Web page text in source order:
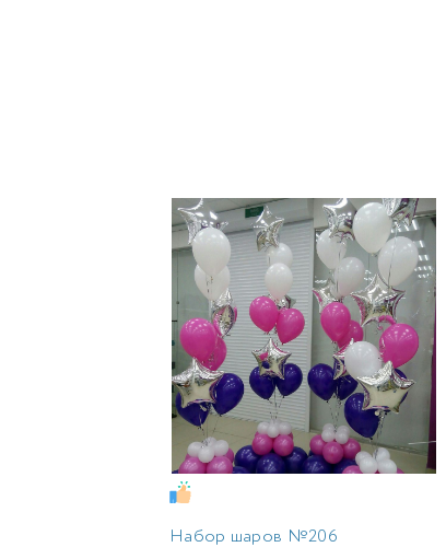
Набор шаров №206